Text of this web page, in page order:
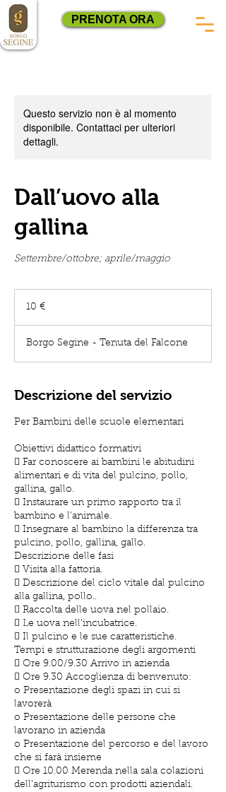
PRENOTA ORA
Questo servizio non è al momento
disponibile. Contattaci per ulteriori
dettagli.
Dall’uovo alla
gallina
Settembre/ottobre; aprile/maggio
euro
10 €
Borgo Segine - Tenuta del Falcone
Descrizione del servizio
Per Bambini delle scuole elementari
Obiettivi didattico formativi
 Far conoscere ai bambini le abitudini
alimentari e di vita del pulcino, pollo,
gallina, gallo.
 Instaurare un primo rapporto tra il
bambino e l’animale.
 Insegnare al bambino la differenza tra
pulcino, pollo, gallina, gallo.
Descrizione delle fasi
 Visita alla fattoria.
 Descrizione del ciclo vitale dal pulcino
alla gallina, pollo..
 Raccolta delle uova nel pollaio.
 Le uova nell’incubatrice.
 Il pulcino e le sue caratteristiche.
Tempi e strutturazione degli argomenti
 Ore 9.00/9.30 Arrivo in azienda
 Ore 9.30 Accoglienza di benvenuto:
o Presentazione degli spazi in cui si
lavorerà
o Presentazione delle persone che
lavorano in azienda
o Presentazione del percorso e del lavoro
che si farà insieme
 Ore 10.00 Merenda nella sala colazioni
dell’agriturismo con prodotti aziendali.